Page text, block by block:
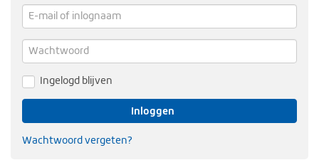
E-
mail
of
inlognaam
Wachtwoord
Ingelogd blijven
Inloggen
Wachtwoord vergeten?